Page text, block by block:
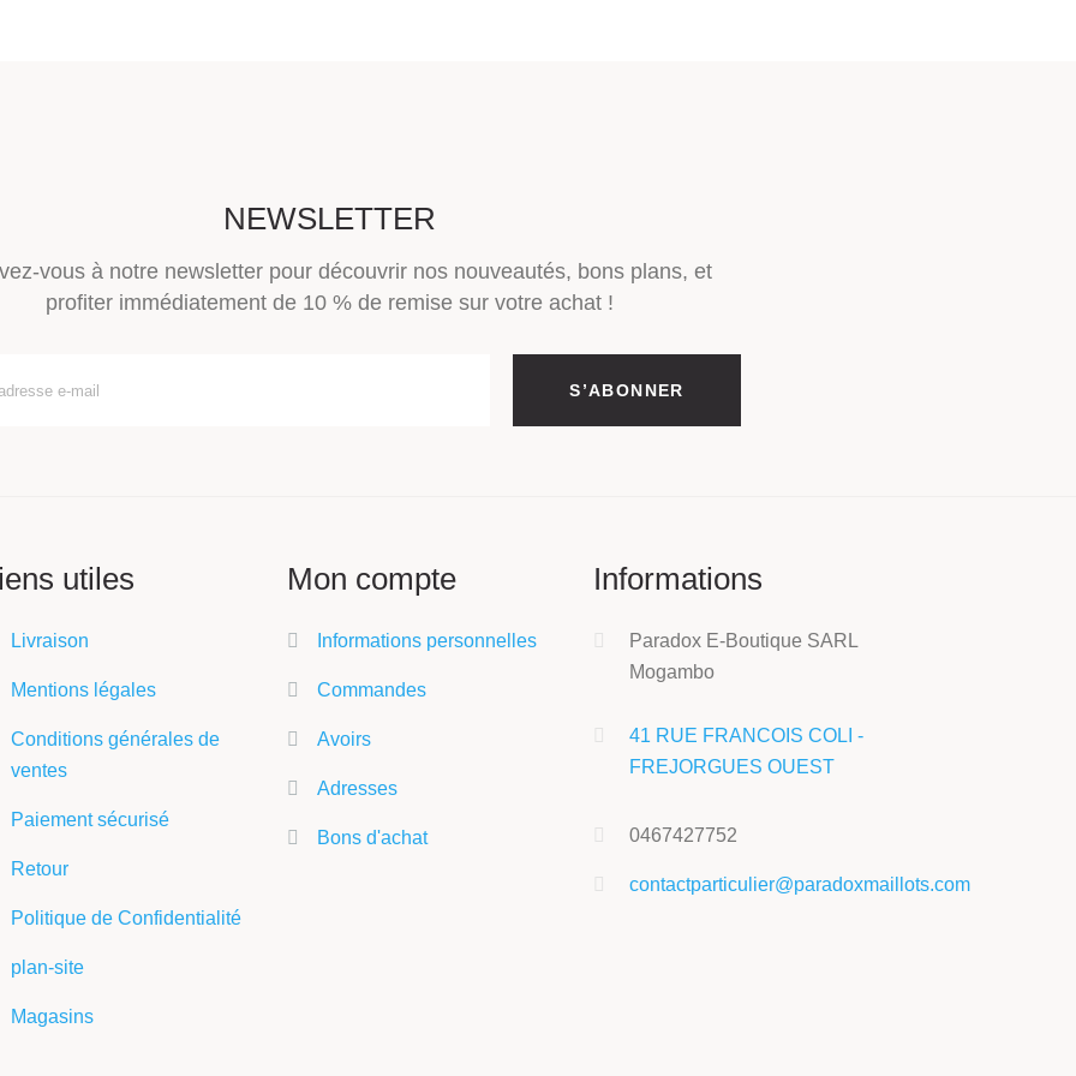
NEWSLETTER
vous à notre newsletter pour découvrir nos nouveautés, bons plans, et
profiter immédiatement de 10 % de remise sur votre achat !
utiles
Livraison
Mentions légales
Conditions générales de
ventes
Paiement sécurisé
Retour
Politique de Confidentialité
plan-site
Magasins
Mon compte
Informations personnelles
Commandes
Avoirs
Adresses
Bons d'achat
Informations
Paradox E-Boutique SARL
Mogambo
41 RUE FRANCOIS COLI -
FREJORGUES OUEST
0467427752
contactparticulier@paradoxmaillots.com